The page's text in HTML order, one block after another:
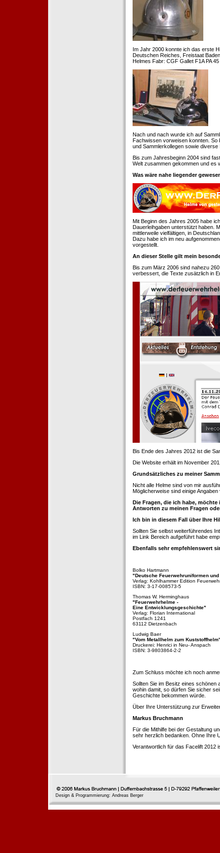
Im Jahr 2000 konnte ich das erste
Deutschen Reiches, Freistaat
Helmes Fabr: CGF Gallet F1A PA
Nach und nach wurde ich auf
Fachwissen vorweisen konnten. So
und Sammlerkollegen sowie
Bis zum Jahresbeginn 2004 sind
Welt zusammen gekommen und es
Was wäre nahe liegender
Mit Beginn des Jahres 2005 habe
Dauerleihgaben unterstützt haben.
mittlerweile vielfältigen, in
Dazu habe ich im neu
vorgestellt.
An dieser Stelle gilt mein
Bis zum März 2006 sind nahezu
verbessert, die Texte zusätzlich in
Bis Ende des Jahres 2012 ist die
Die Website erhält im November
Grundsätzliches zu meiner
Nicht alle Helme sind von mir
Möglicherweise sind einige
Die Fragen, die ich habe,
Antworten zu meinen Fragen
Ich bin in diesem Fall über Ihre
Sollten Sie selbst weiterführendes
im Link Bereich aufgeführt habe
Ebenfalls sehr empfehlenswert
Bolko Hartmann
"Deutsche Feuerwehruniformen
Verlag: Kohlhammer Edition
ISBN: 3-17-008573-5
Thomas W. Herminghaus
"Feuerwehrhelme -
Eine Entwicklungsgeschichte"
Verlag: Florian International
Postfach 1241
63112 Dietzenbach
Ludwig Baer
"Vom Metallhelm zum
Druckerei: Henrici in Neu- Anspach
ISBN: 3-9803864-2-2
Zum Schluss möchte ich noch
Sollten Sie im Besitz eines schönen
wohin damit, so dürfen Sie sicher
Geschichte bekommen würde.
Über Ihre Unterstützung zur
Markus Bruchmann
Für die Mithilfe bei der Gestaltung
sehr herzlich bedanken. Ohne Ihre
Verantwortlich für das Facelift 2012
Design & Programmierung: Andreas Berger